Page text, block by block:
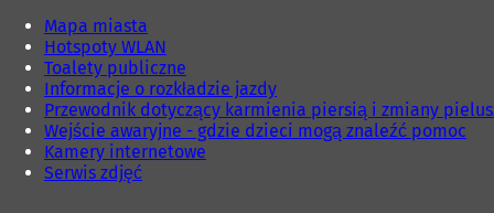
Mapa miasta
Hotspoty WLAN
Toalety publiczne
Informacje o rozkładzie jazdy
Przewodnik dotyczący karmienia piersią i zmiany
Wejście awaryjne - gdzie dzieci mogą znaleźć pomoc
Kamery internetowe
Serwis zdjęć